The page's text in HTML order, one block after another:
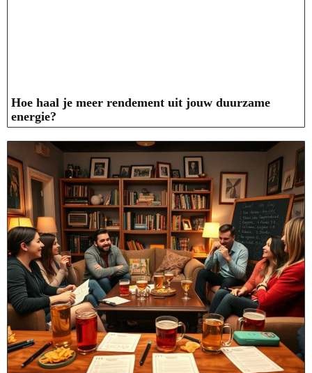
Hoe haal je meer rendement uit jouw duurzame
energie?